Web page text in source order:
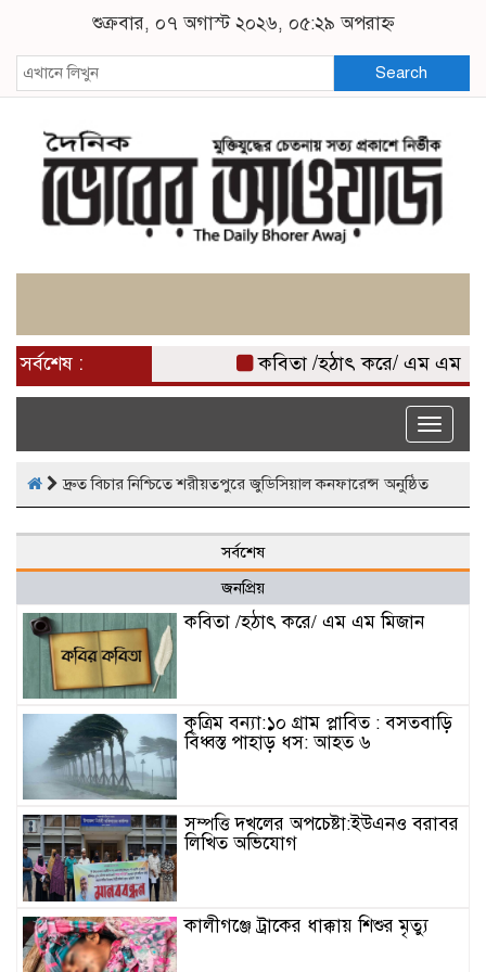
শুক্রবার, ০৭ অগাস্ট ২০২৬, ০৫:২৯ অপরাহ্ন
Search
সর্বশেষ : কবিতা /হঠাৎ করে/ এম এম
Toggle
দ্রুত বিচার নিশ্চিতে শরীয়তপুরে জুডিসিয়াল কনফারেন্স অনুষ্ঠিত
সর্বশেষ
জনপ্রিয়
কবিতা /হঠাৎ করে/ এম এম মিজান
কৃত্রিম বন্যা:১০ গ্রাম প্লাবিত : বসতবাড়ি
বিধ্বস্ত পাহাড় ধস: আহত ৬
সম্পত্তি দখলের অপচেষ্টা:ইউএনও বরাবর
লিখিত অভিযোগ
কালীগঞ্জে ট্রাকের ধাক্কায় শিশুর মৃত্যু